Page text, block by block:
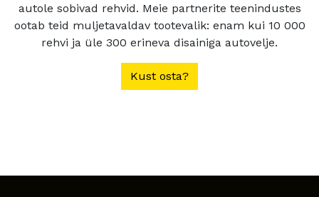
autole sobivad rehvid. Meie partnerite teenindustes
ootab teid muljetavaldav tootevalik: enam kui 10 000
rehvi ja üle 300 erineva disainiga autovelje.
Kust osta?